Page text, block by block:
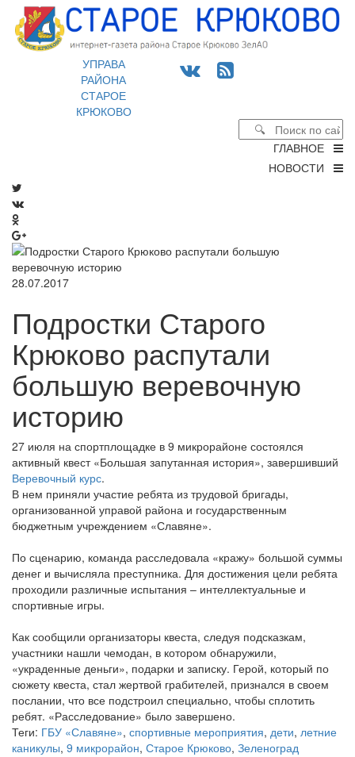
УПРАВА
РАЙОНА
СТАРОЕ
КРЮКОВО
ГЛАВНОЕ
НОВОСТИ
28.07.2017
Подростки Старого
Крюково распутали
большую веревочную
историю
27 июля на спортплощадке в 9 микрорайоне состоялся
активный квест «Большая запутанная история», завершивший
Веревочный курс.
В нем приняли участие ребята из трудовой бригады,
организованной управой района и государственным
бюджетным учреждением «Славяне».
По сценарию, команда расследовала «кражу» большой суммы
денег и вычисляла преступника. Для достижения цели ребята
проходили различные испытания – интеллектуальные и
спортивные игры.
Как сообщили организаторы квеста, следуя подсказкам,
участники нашли чемодан, в котором обнаружили,
«украденные деньги», подарки и записку. Герой, который по
сюжету квеста, стал жертвой грабителей, признался в своем
послании, что все подстроил специально, чтобы сплотить
ребят. «Расследование» было завершено.
Теги: ГБУ «Славяне», спортивные мероприятия, дети, летние
каникулы, 9 микрорайон, Старое Крюково, Зеленоград